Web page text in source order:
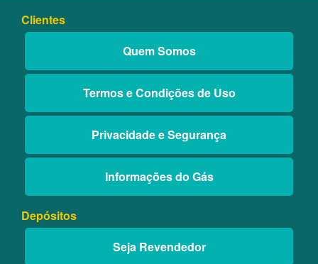
Clientes
Quem Somos
Termos e Condições de Uso
Privacidade e Segurança
Informações do Gás
Depósitos
Seja Revendedor